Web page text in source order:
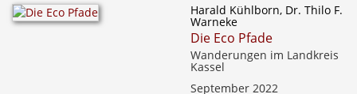
Harald Kühlborn, Dr. Thilo F.
Warneke
Die Eco Pfade
Wanderungen im Landkreis
Kassel
September 2022